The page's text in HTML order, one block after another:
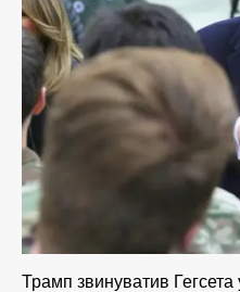
Трамп звинуватив